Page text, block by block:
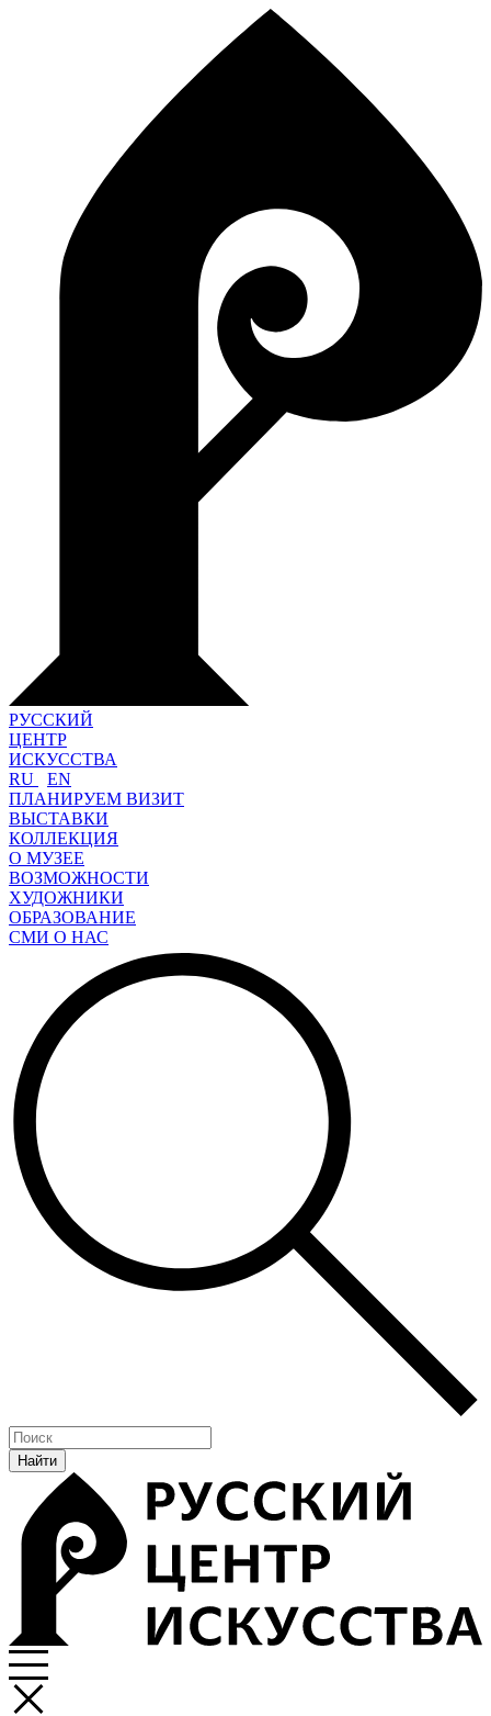
РУССКИЙ
ЦЕНТР
ИСКУССТВА
RU
EN
ПЛАНИРУЕМ ВИЗИТ
ВЫСТАВКИ
КОЛЛЕКЦИЯ
О МУЗЕЕ
ВОЗМОЖНОСТИ
ХУДОЖНИКИ
ОБРАЗОВАНИЕ
СМИ О НАС